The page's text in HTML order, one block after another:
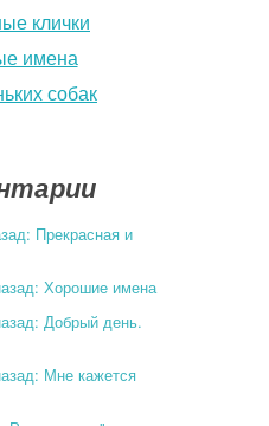
клички
имена
собак
Прекрасная и
Хорошие имена
Добрый день.
Мне кажется